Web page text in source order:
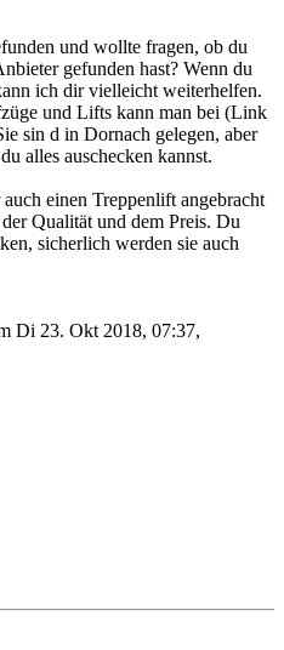
und wollte fragen, ob du
gefunden hast? Wenn du
ich dir vielleicht weiterhelfen.
und Lifts kann man bei (Link
sin d in Dornach gelegen, aber
alles auschecken kannst.
einen Treppenlift angebracht
Qualität und dem Preis. Du
sicherlich werden sie auch
Di 23. Okt 2018, 07:37,